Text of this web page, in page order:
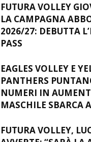
FUTURA VOLLEY
LA CAMPAGNA
2026/27: DEBUTTA
PASS
EAGLES VOLLEY E
PANTHERS
NUMERI IN
MASCHILE SBARCA
FUTURA VOLLEY,